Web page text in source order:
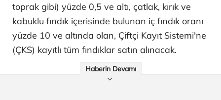
toprak gibi) yüzde 0,5 ve altı, çatlak, kırık ve
kabuklu fındık içerisinde bulunan iç fındık oranı
yüzde 10 ve altında olan, Çiftçi Kayıt Sistemi'ne
(ÇKS) kayıtlı tüm fındıklar satın alınacak.
Haberin Devamı